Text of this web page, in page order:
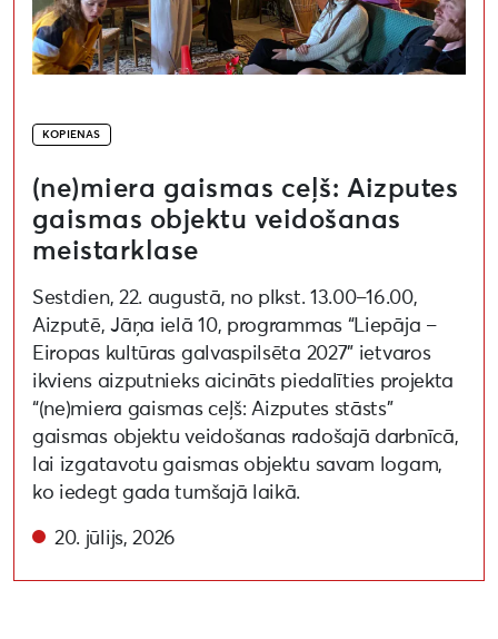
KOPIENAS
(ne)miera gaismas ceļš: Aizputes
gaismas objektu veidošanas
meistarklase
Sestdien, 22. augustā, no plkst. 13.00–16.00,
Aizputē, Jāņa ielā 10, programmas “Liepāja –
Eiropas kultūras galvaspilsēta 2027” ietvaros
ikviens aizputnieks aicināts piedalīties projekta
“(ne)miera gaismas ceļš: Aizputes stāsts”
gaismas objektu veidošanas radošajā darbnīcā,
lai izgatavotu gaismas objektu savam logam,
ko iedegt gada tumšajā laikā.
20. jūlijs, 2026